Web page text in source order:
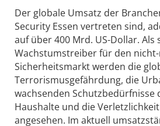
Der globale Umsatz der
Security Essen vertreten sind,
auf über 400 Mrd. US-Dollar. Als
Wachstumstreiber für den
Sicherheitsmarkt werden die
Terrorismusgefährdung, die
wachsenden Schutzbedürfnisse
Haushalte und die
angesehen. Im aktuell